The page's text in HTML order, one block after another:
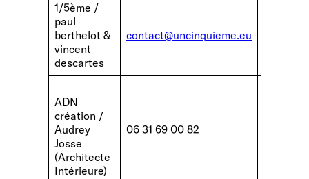
1/5ème /
paul
berthelot &
vincent
descartes
contact@uncinquieme.eu
ADN
création /
Audrey
Josse
(Architecte
Intérieure)
06 31 69 00 82